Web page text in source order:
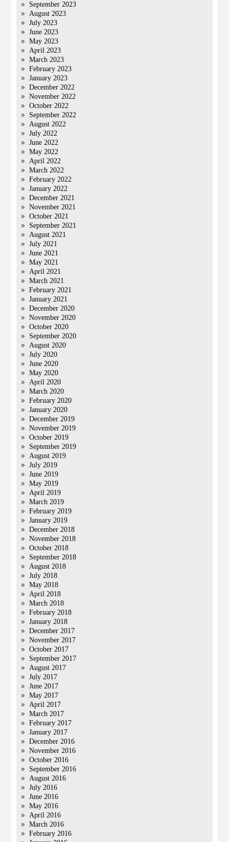
September 2023
August 2023
July 2023
June 2023
May 2023
April 2023
March 2023
February 2023
January 2023
December 2022
November 2022
October 2022
September 2022
August 2022
July 2022
June 2022
May 2022
April 2022
March 2022
February 2022
January 2022
December 2021
November 2021
October 2021
September 2021
August 2021
July 2021
June 2021
May 2021
April 2021
March 2021
February 2021
January 2021
December 2020
November 2020
October 2020
September 2020
August 2020
July 2020
June 2020
May 2020
April 2020
March 2020
February 2020
January 2020
December 2019
November 2019
October 2019
September 2019
August 2019
July 2019
June 2019
May 2019
April 2019
March 2019
February 2019
January 2019
December 2018
November 2018
October 2018
September 2018
August 2018
July 2018
May 2018
April 2018
March 2018
February 2018
January 2018
December 2017
November 2017
October 2017
September 2017
August 2017
July 2017
June 2017
May 2017
April 2017
March 2017
February 2017
January 2017
December 2016
November 2016
October 2016
September 2016
August 2016
July 2016
June 2016
May 2016
April 2016
March 2016
February 2016